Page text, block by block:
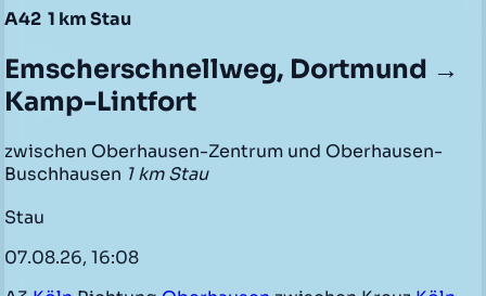
A42 1 km Stau
Emscherschnellweg, Dortmund →
Kamp-Lintfort
zwischen Oberhausen-Zentrum und Oberhausen-
Buschhausen 1 km Stau
Stau
07.08.26, 16:08